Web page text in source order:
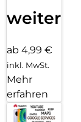
weiter
ab 4,99 €
inkl. MwSt.
Mehr
erfahren